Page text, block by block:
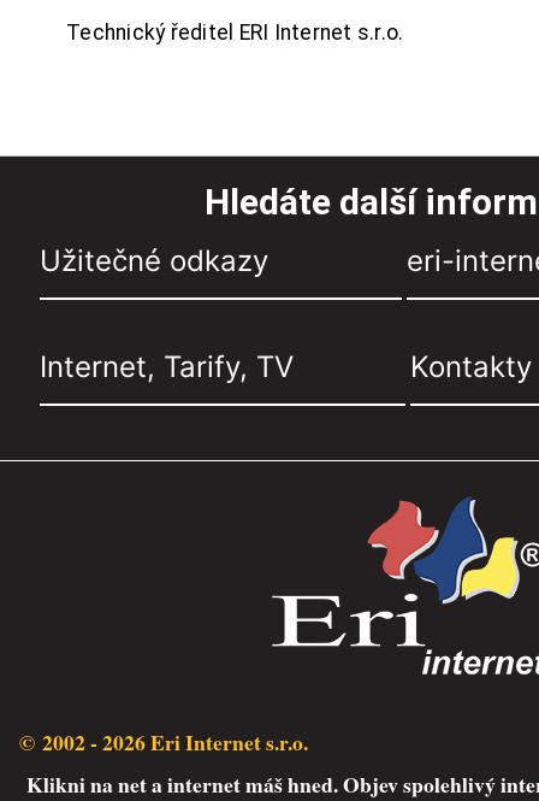
Technický ředitel ERI Internet s.r.o.
Hledáte další
Užitečné odkazy eri-
Internet, Tarify, TV Kontakty
© 2002 - 2026 Eri Internet s.r.o.
Klikni na net a internet máš hned. Objev spolehlivý